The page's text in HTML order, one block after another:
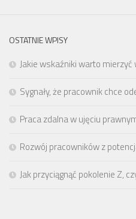
OSTATNIE WPISY
Jakie wskaźniki warto mierzyć
Sygnały, że pracownik chce
Praca zdalna w ujęciu
Rozwój pracowników z
Jak przyciągnąć pokolenie Z,